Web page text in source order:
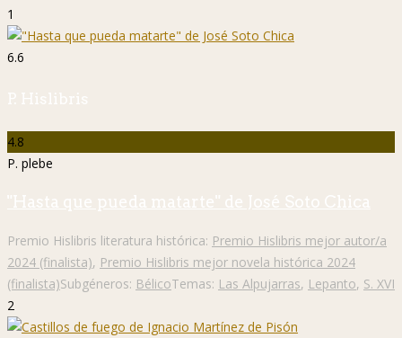
1
6.6
P. Hislibris
4.8
P. plebe
"Hasta que pueda matarte" de José Soto Chica
Premio Hislibris literatura histórica: Premio Hislibris mejor autor/a
2024 (finalista), Premio Hislibris mejor novela histórica 2024
(finalista)Subgéneros: BélicoTemas: Las Alpujarras, Lepanto, S. XVI
2